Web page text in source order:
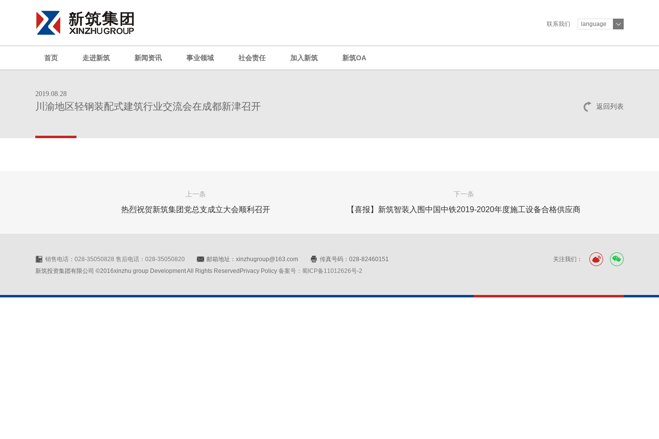
联系我们 language
首页 走进新筑 新闻资讯 事业领域 社会责任 加入新筑 新筑OA
返回列表
2019.08.28
川渝地区轻钢装配式建筑行业交流会在成都新津召开
上一条
热烈祝贺新筑集团党总支成立大会顺利召开
下一条
【喜报】新筑智装入围中国中铁2019-2020年度施工设备合格供应商
关注我们：
销售电话：028-35050828 售后电话：028-35050820 邮箱地址：xinzhugroup@163.com
传真号码：028-82460151
新筑投资集团有限公司 ©2016xinzhu group Development All Rights ReservedPrivacy Policy 备案号：蜀ICP备11012626号-2